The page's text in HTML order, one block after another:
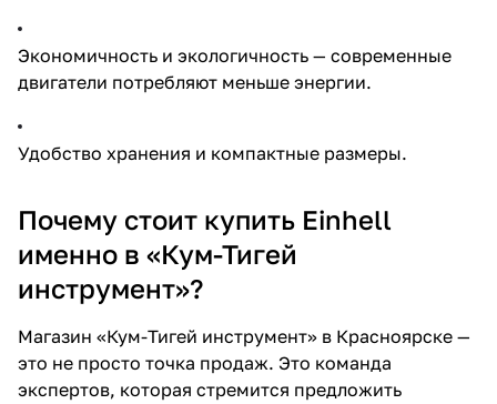
Экономичность и экологичность — современные
двигатели потребляют меньше энергии.
Удобство хранения и компактные размеры.
Почему стоит купить Einhell
именно в «Кум-Тигей
инструмент»?
Магазин «Кум-Тигей инструмент» в Красноярске —
это не просто точка продаж. Это команда
экспертов, которая стремится предложить